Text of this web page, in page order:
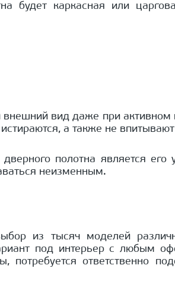
будет каркасная или
вид даже при активном
а также не
полотна является его
неизменным.
из тысяч моделей
под интерьер с любым
ответственно